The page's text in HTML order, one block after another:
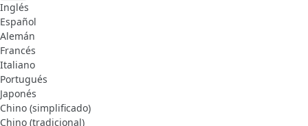
Inglés
Español
Alemán
Francés
Italiano
Portugués
Japonés
Chino (simplificado)
Chino (tradicional)